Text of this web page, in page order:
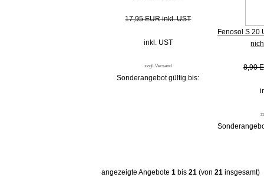
17,95 EUR inkl. UST
inkl. UST
zzgl. Versand
Sonderangebot gültig bis:
Fenosol S 20
8,90
angezeigte Angebote 1 bis 21 (von 21 insgesamt)